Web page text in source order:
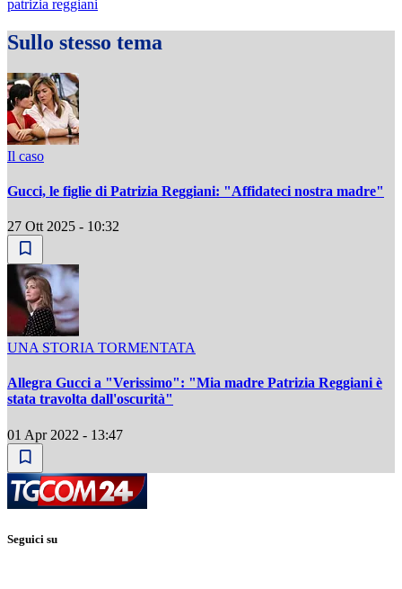
patrizia reggiani
Sullo stesso tema
Il caso
Gucci, le figlie di Patrizia Reggiani: "Affidateci nostra madre"
27 Ott 2025 - 10:32
UNA STORIA TORMENTATA
Allegra Gucci a "Verissimo": "Mia madre Patrizia Reggiani è
stata travolta dall'oscurità"
01 Apr 2022 - 13:47
Seguici su